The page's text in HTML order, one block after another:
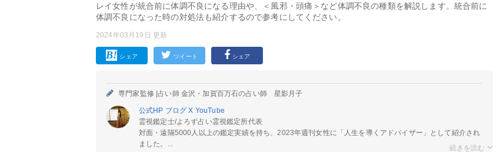
レイ女性が統合前に体調不良になる理由や、＜風邪・頭痛＞など体調不良の種類を解説します。統合前に
体調不良になった時の対処法も紹介するので参考にしてください。
2024年03月19日 更新
シェア ツイート シェア
専門家監修 |占い師 金沢・加賀百万石の占い師 星影月子
公式HP ブログX YouTube
霊視鑑定士/よろず占い霊視鑑定所代表
対面・遠隔5000人以上の鑑定実績を持ち、2023年週刊女性に「人生を導くアドバイザー」として紹介され
ました。...